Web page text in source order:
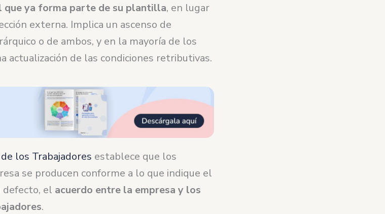
que ya forma parte de su plantilla, en lugar
externa. Implica un ascenso de
o de ambos, y en la mayoría de los
actualización de las condiciones retributivas.
los Trabajadores establece que los
se producen conforme a lo que indique el
defecto, el acuerdo entre la empresa y los
.